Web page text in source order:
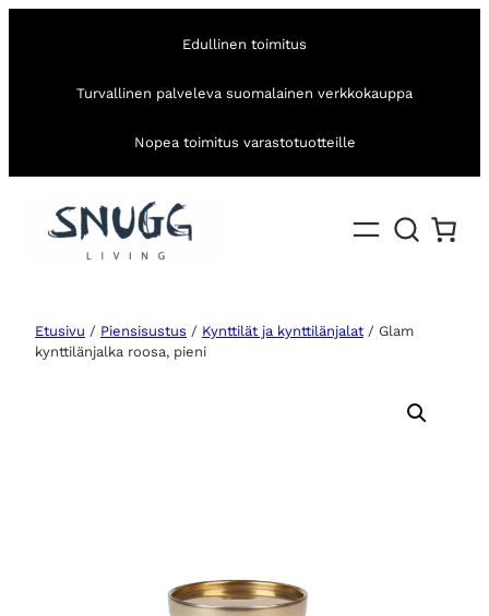
Edullinen toimitus
Turvallinen palveleva suomalainen verkkokauppa
Nopea toimitus varastotuotteille
Etusivu / Piensisustus / Kynttilät ja kynttilänjalat / Glam
kynttilänjalka roosa, pieni